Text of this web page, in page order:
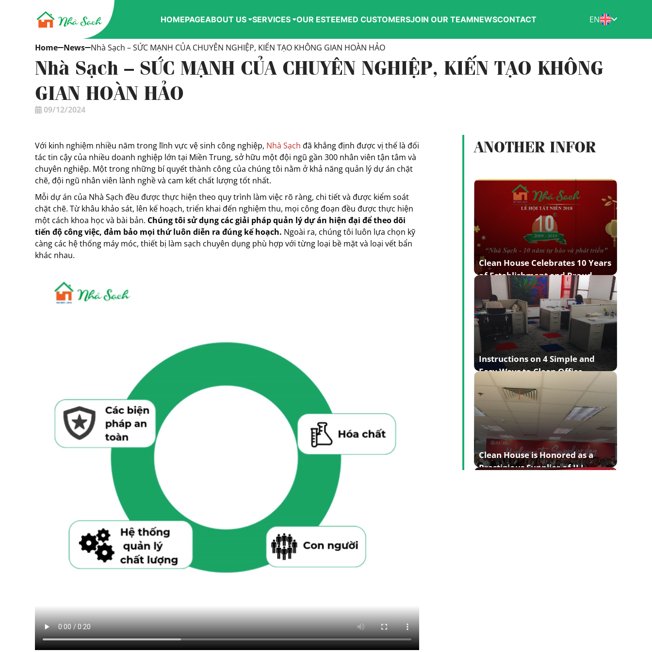
HOMEPAGEABOUT US SERVICES OUR ESTEEMED CUSTOMERSJOIN OUR TEAMNEWSCONTACT EN
Home News Nhà Sạch – SỨC MẠNH CỦA CHUYÊN NGHIỆP, KIẾN TẠO KHÔNG GIAN HOÀN HẢO
Nhà Sạch – SỨC MẠNH CỦA CHUYÊN NGHIỆP, KIẾN TẠO KHÔNG
GIAN HOÀN HẢO
09/12/2024
Với kinh nghiệm nhiều năm trong lĩnh vực vệ sinh công nghiệp, Nhà Sạch đã khẳng định được vị thế là đối
tác tin cậy của nhiều doanh nghiệp lớn tại Miền Trung, sở hữu một đội ngũ gần 300 nhân viên tận tâm và
chuyên nghiệp. Một trong những bí quyết thành công của chúng tôi nằm ở khả năng quản lý dự án chặt
chẽ, đội ngũ nhân viên lành nghề và cam kết chất lượng tốt nhất.
Mỗi dự án của Nhà Sạch đều được thực hiện theo quy trình làm việc rõ ràng, chi tiết và được kiểm soát
chặt chẽ. Từ khâu khảo sát, lên kế hoạch, triển khai đến nghiệm thu, mọi công đoạn đều được thực hiện
một cách khoa học và bài bản. Chúng tôi sử dụng các giải pháp quản lý dự án hiện đại để theo dõi
tiến độ công việc, đảm bảo mọi thứ luôn diễn ra đúng kế hoạch. Ngoài ra, chúng tôi luôn lựa chọn kỹ
càng các hệ thống máy móc, thiết bị làm sạch chuyên dụng phù hợp với từng loại bề mặt và loại vết bẩn
khác nhau.
ANOTHER INFOR
Clean House Celebrates 10 Years
of Establishment and Proud
Development
Instructions on 4 Simple and
Easy Ways to Clean Office
Carpets
Clean House is Honored as a
Prestigious Supplier of JLL